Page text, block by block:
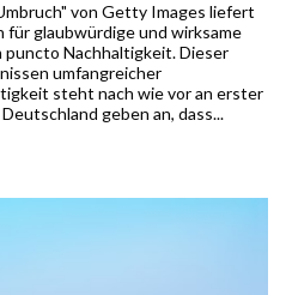
von Getty Images liefert
glaubwürdige und wirksame
puncto Nachhaltigkeit. Dieser
umfangreicher
steht nach wie vor an erster
geben an, dass...